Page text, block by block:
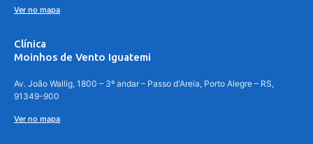
Ver no mapa
Clínica
Moinhos de Vento Iguatemi
Av. João Wallig, 1800 – 3º andar – Passo d'Areia, Porto Alegre – RS,
91349-900
Ver no mapa